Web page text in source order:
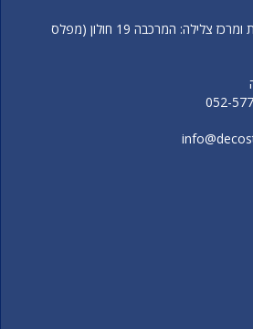
אולם תצוגה, מעבדת שירות ומרכז צלילה: המרכבה 19 חולון (מפלס
052-